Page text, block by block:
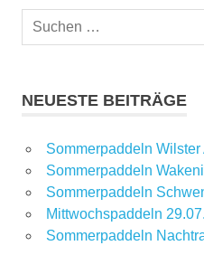
Suchen
NEUESTE BEITRÄGE
Sommerpaddeln
Sommerpaddeln
Sommerpaddeln
Mittwochspaddeln
Sommerpaddeln